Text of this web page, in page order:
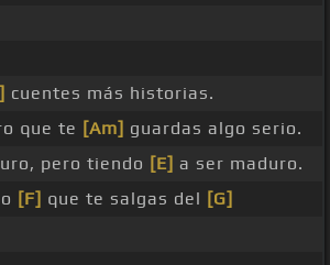
cuentes más historias.
que te [Am] guardas algo serio.
pero tiendo [E] a ser maduro.
[F] que te salgas del [G]